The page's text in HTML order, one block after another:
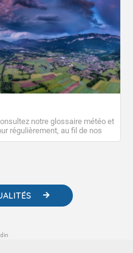
notre glossaire météo et
régulièrement, au fil de nos
des liens utiles vers nos